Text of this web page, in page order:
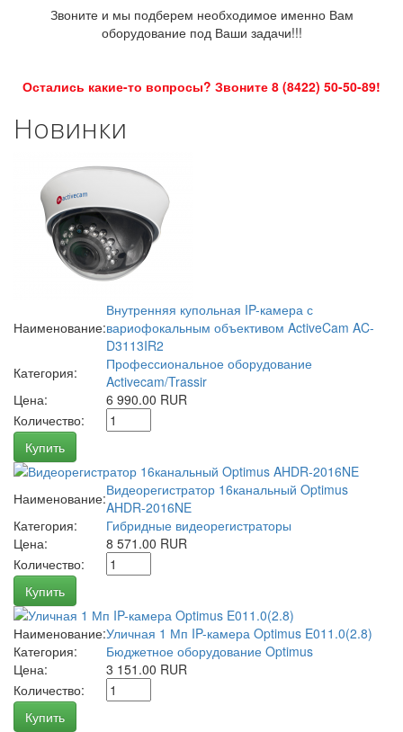
Звоните и мы подберем необходимое именно Вам
оборудование под Ваши задачи!!!
Остались какие-то вопросы? Звоните 8 (8422) 50-50-89!
Новинки
Наименование:
Внутренняя купольная IP-камера с
вариофокальным объективом ActiveCam AC-
D3113IR2
Категория:
Профессиональное оборудование
Activecam/Trassir
Цена:
6 990.00 RUR
Количество:
Купить
Наименование:Видеорегистратор 16канальный Optimus
AHDR-2016NE
Категория:
Гибридные видеорегистраторы
Цена:
8 571.00 RUR
Количество:
Купить
Наименование:Уличная 1 Мп IP-камера Optimus E011.0(2.8)
Категория:
Бюджетное оборудование Optimus
Цена:
3 151.00 RUR
Количество:
Купить